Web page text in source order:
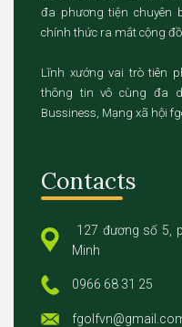
đa phương tiện chuyên
chính thức ra mắt cộng
Lĩnh xướng vai trò tiên
thông tin vô cùng đa
Bussiness, Mạng xã hội
Contacts
127 đương số 5,
Minh
0966 68 31 25